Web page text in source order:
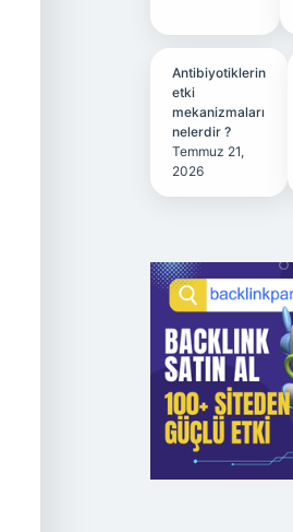
Antibiyotiklerin
etki
mekanizmaları
nelerdir ?
Temmuz 21,
2026